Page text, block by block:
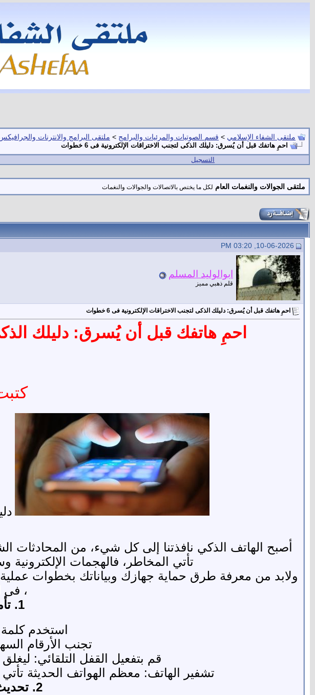
ملتقى الشفاء الإسلامي > قسم الصوتيات والمرئيات والبرامج > ملتقى البرامج والانترنات
احمِ هاتفك قبل أن يُسرق: دليلك الذكى لتجنب الاختراقات الإلكترونية فى 6 خطوات
التسجيل
ملتقى الجوالات والنغمات العام لكل ما يختص بالاتصالات والجوالات والنغمات
ابوالوليد المسلم
قلم ذهبي مميز
احمِ هاتفك قبل أن يُسرق: دليلك الذكى لتجنب الاختراقات الإلكترونية فى 6 خطوات
احمِ هاتفك قبل أن يُسرق: دليلك الذكى
أصبح الهاتف الذكي نافذتنا إلى كل شيء، من المحادثات
تأتي المخاطر، فالهجمات
ولابد من معرفة طرق حماية جهازك وبياناتك بخطوات
، فى
1. تأمين الهاتف نفسه
استخدم
تجنب الأرقام السهلة مثل 1234 أو
قم بتفعيل القفل التلقائي:
تشفير الهاتف: معظم الهواتف الحديثة
2. تحديث النظام والتطبيقات